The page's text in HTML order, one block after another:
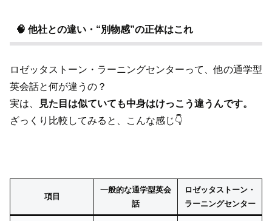
🧠 他社との違い・“別物感”の正体はこれ
ロゼッタストーン・ラーニングセンターって、他の通学型
英会話と何が違うの？
実は、
見た目は似ていても中身はけっこう違うんです。
ざっくり比較してみると、こんな感じ👇
項目
一般的な通学型英会
話
ロゼッタストーン・
ラーニングセンター